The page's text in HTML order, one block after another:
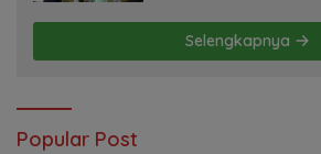
Selengkapnya
Popular Post